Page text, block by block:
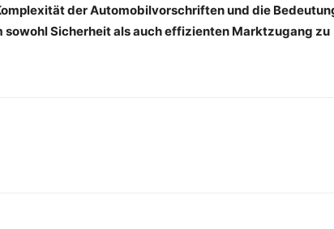
der Automobilvorschriften und die
sowohl Sicherheit als auch effizienten Marktzugang zu